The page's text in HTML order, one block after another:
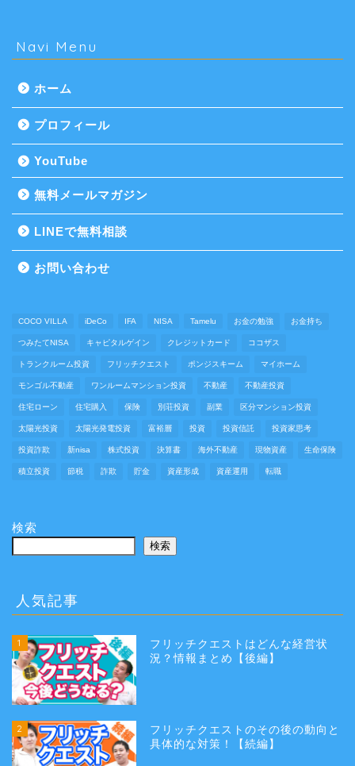
Navi Menu
ホーム
プロフィール
YouTube
無料メールマガジン
LINEで無料相談
お問い合わせ
COCO VILLA iDeCo IFA NISA Tamelu お金の勉強 お金持ち
つみたてNISA キャピタルゲイン クレジットカード ココザス
トランクルーム投資 フリッチクエスト ポンジスキーム マイホーム
モンゴル不動産 ワンルームマンション投資 不動産 不動産投資
住宅ローン 住宅購入 保険 別荘投資 副業 区分マンション投資
太陽光投資 太陽光発電投資 富裕層 投資 投資信託 投資家思考
投資詐欺 新nisa 株式投資 決算書 海外不動産 現物資産 生命保険
積立投資 節税 詐欺 貯金 資産形成 資産運用 転職
検索
検索
人気記事
1
フリッチクエストはどんな経営状
況？情報まとめ【後編】
2
フリッチクエストのその後の動向と
具体的な対策！【続編】